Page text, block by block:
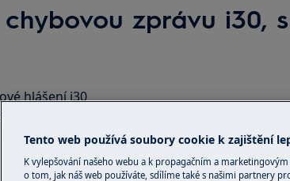
zprávu i30,
hlášení i30
blikne LED kontrolka
Tento web používá soubory cookie k zajištění
K vylepšování našeho webu a k propagačním a
o tom, jak náš web používáte, sdílíme také s našimi partnery